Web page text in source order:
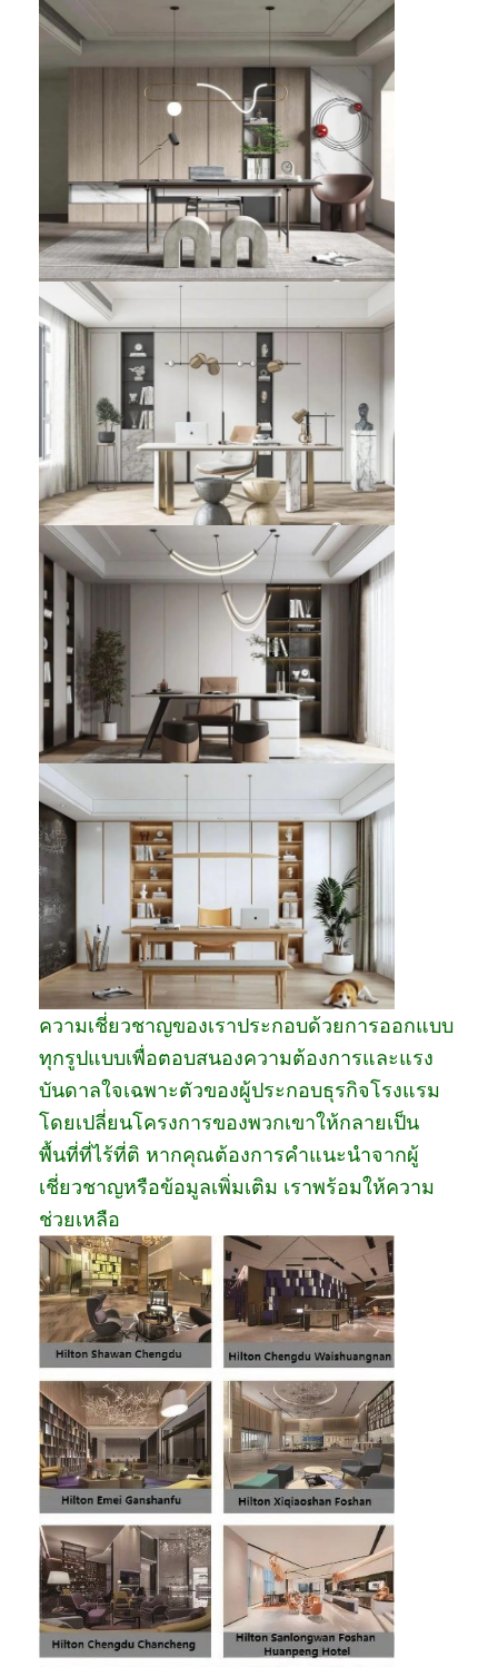
ความเชี่ยวชาญของเราประกอบด้วยการออกแบบ
ทุกรูปแบบเพื่อตอบสนองความต้องการและแรง
บันดาลใจเฉพาะตัวของผู้ประกอบธุรกิจโรงแรม
โดยเปลี่ยนโครงการของพวกเขาให้กลายเป็น
พื้นที่ที่ไร้ที่ติ หากคุณต้องการคำแนะนำจากผู้
เชี่ยวชาญหรือข้อมูลเพิ่มเติม เราพร้อมให้ความ
ช่วยเหลือ